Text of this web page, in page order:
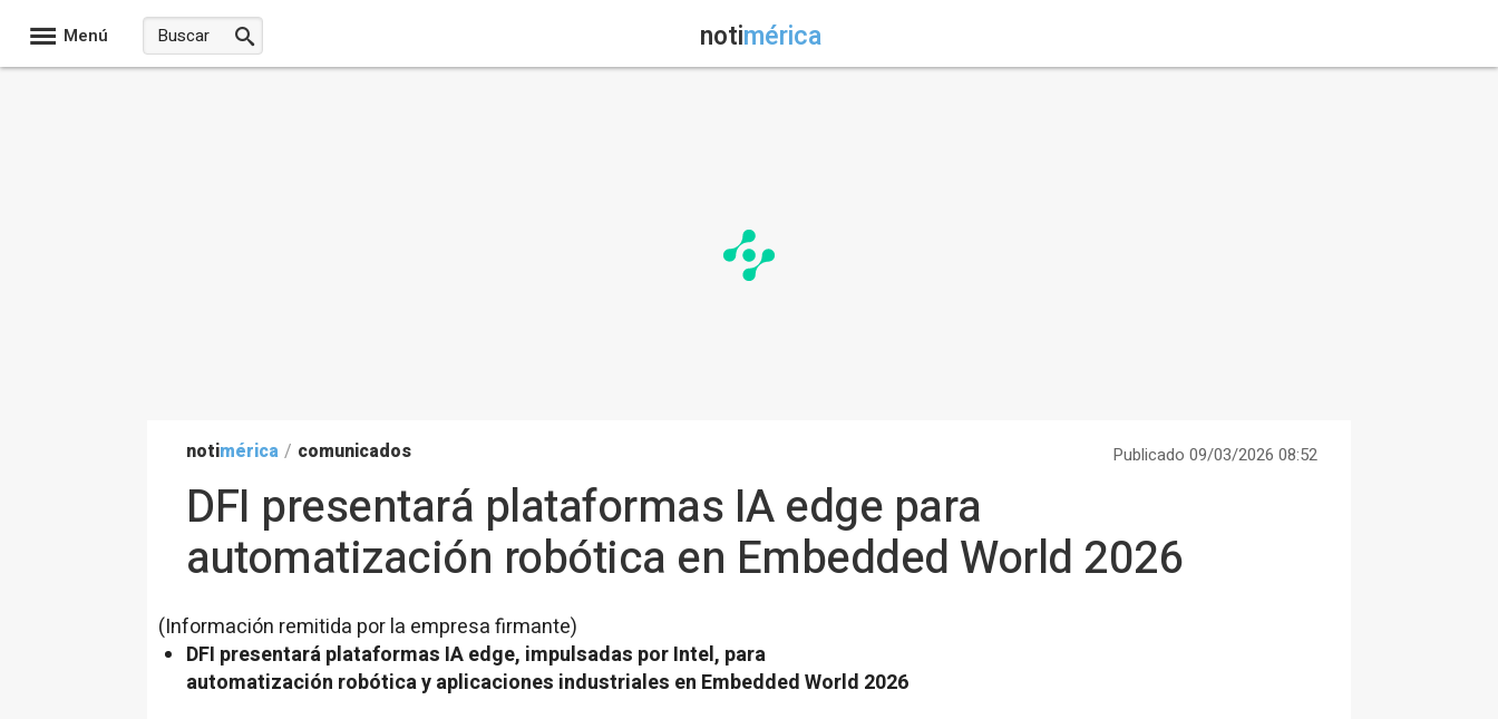
Menú notimérica
notimérica / comunicados Publicado 09/03/2026 08:52
DFI presentará plataformas IA edge para
automatización robótica en Embedded World 2026
(Información remitida por la empresa firmante)
DFI presentará plataformas IA edge, impulsadas por Intel, para
automatización robótica y aplicaciones industriales en Embedded World 2026